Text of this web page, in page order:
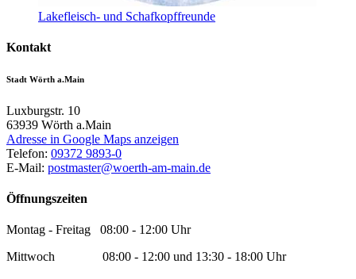
Lakefleisch- und Schafkopffreunde
Kontakt
Stadt Wörth a.Main
Luxburgstr. 10
63939 Wörth a.Main
Adresse in Google Maps anzeigen
Telefon: 09372 9893-0
E-Mail: postmaster@woerth-am-main.de
Öffnungszeiten
Montag - Freitag 08:00 - 12:00 Uhr
Mittwoch 08:00 - 12:00 und 13:30 - 18:00 Uhr